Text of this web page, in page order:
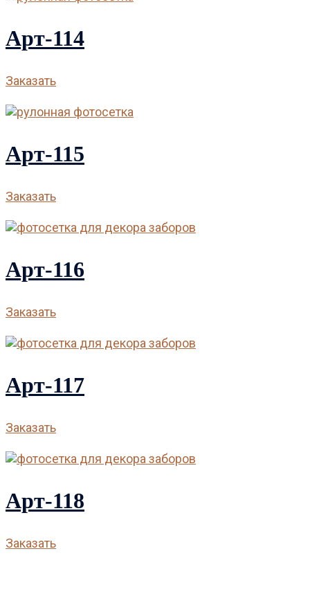
Арт-114
Заказать
Арт-115
Заказать
Арт-116
Заказать
Арт-117
Заказать
Арт-118
Заказать